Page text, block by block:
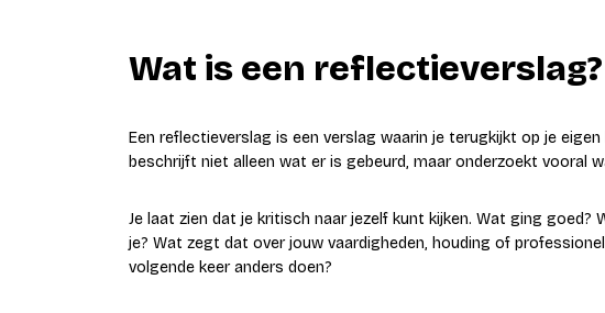
Wat is een reflectieverslag?
Een reflectieverslag is een verslag waarin je terugkijkt op je eigen
beschrijft niet alleen wat er is gebeurd, maar onderzoekt vooral
Je laat zien dat je kritisch naar jezelf kunt kijken. Wat ging goed?
je? Wat zegt dat over jouw vaardigheden, houding of
volgende keer anders doen?